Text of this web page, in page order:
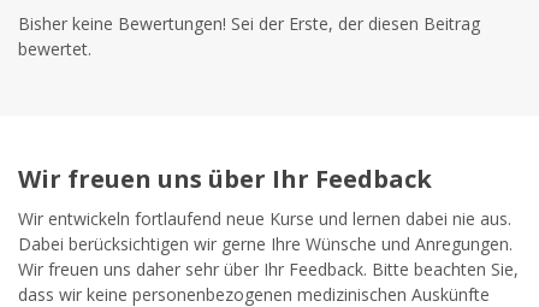
Bisher keine Bewertungen! Sei der Erste, der diesen Beitrag
bewertet.
Wir freuen uns über Ihr Feedback
Wir entwickeln fortlaufend neue Kurse und lernen dabei nie aus.
Dabei berücksichtigen wir gerne Ihre Wünsche und Anregungen.
Wir freuen uns daher sehr über Ihr Feedback. Bitte beachten Sie,
dass wir keine personenbezogenen medizinischen Auskünfte